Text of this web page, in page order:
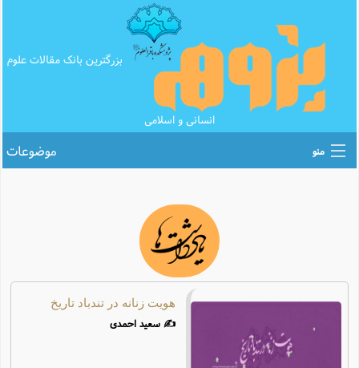
بزرگترین بانک مقالات علوم
انسانی و اسلامی
موضوعات منو
تقویم عبادی
هویت زنانه در تندباد تاریخ
✍️ سعید احمدی